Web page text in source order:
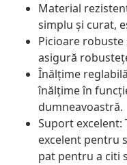
Material
simplu și curat,
Picioare robuste
asigură
Înălțime
înălțime în
dumneavoastră.
Suport
excelent pentru
pat pentru a citi